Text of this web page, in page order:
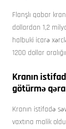
Flanşlı qabar
dollardan 1,2
halbuki icarə
1200 dollar
Kranın
götürmə
Kranın istifadə
vaxtına malik